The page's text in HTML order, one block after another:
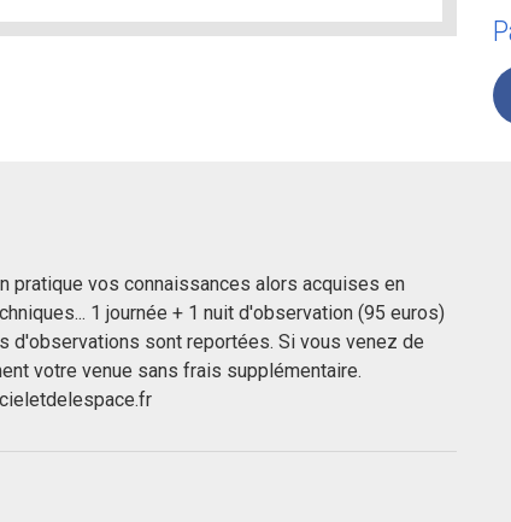
pratique vos connaissances alors acquises en
1 journée + 1 nuit d'observation (95 euros)
d'observations sont reportées. Si vous venez de
votre venue sans frais supplémentaire.